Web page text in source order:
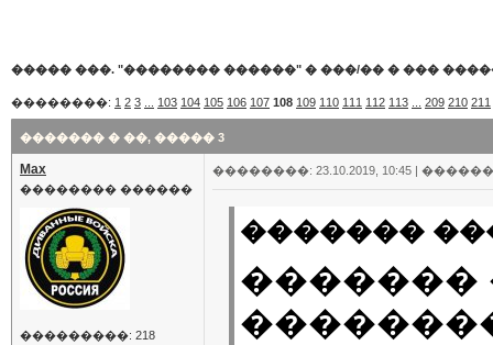
����� ���. "�������� ������" � ���/�� � ���
��������: 1 2 3 103 104 105 106 107 108 109 110 111 112 113 209 210 211
������� � ��, ����� 3
Max
�������� ������
���������: 218
��������: 23.10.2019, 10:45 |
�������
�������